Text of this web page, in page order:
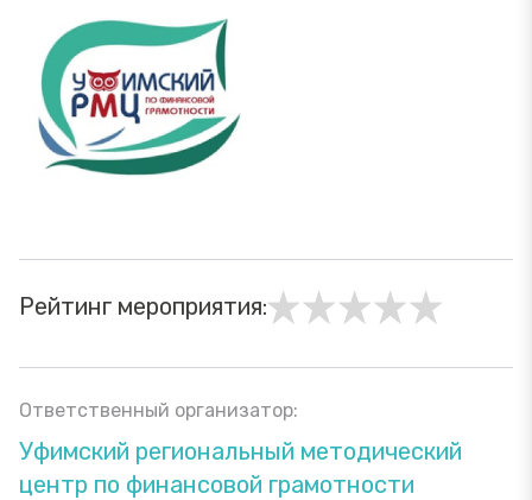
Рейтинг мероприятия:
Ответственный организатор:
Уфимский региональный методический
центр по финансовой грамотности